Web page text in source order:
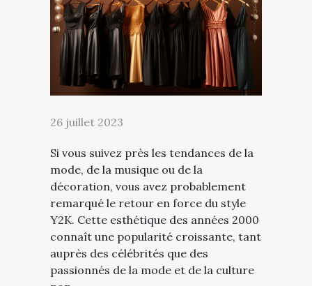
26 juillet 2023
Si vous suivez près les tendances de la
mode, de la musique ou de la
décoration, vous avez probablement
remarqué le retour en force du style
Y2K. Cette esthétique des années 2000
connaît une popularité croissante, tant
auprès des célébrités que des
passionnés de la mode et de la culture